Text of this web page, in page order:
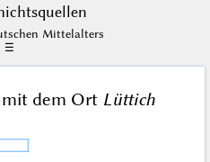
Mittelalters
☰
dem Ort Lüttich